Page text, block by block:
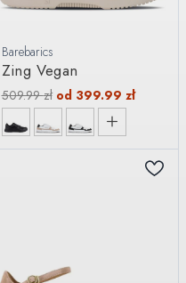
Barebarics
Zing Vegan
509.99zł od 399.99 zł